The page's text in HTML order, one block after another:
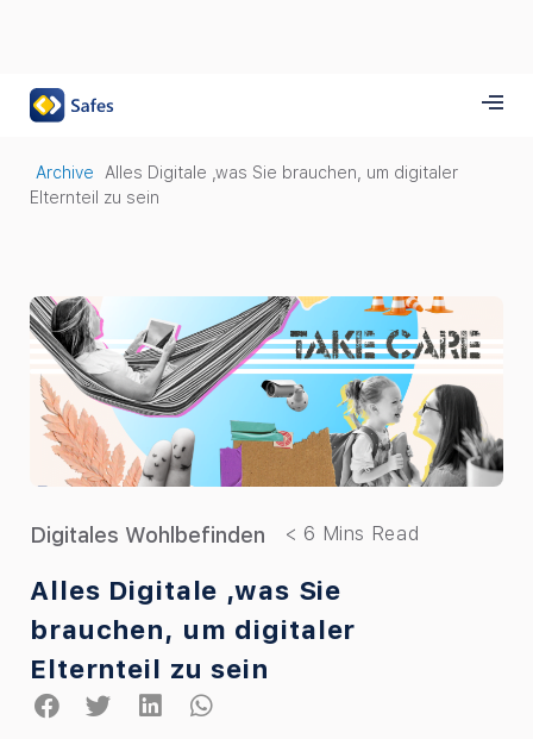
Archive
Alles Digitale ,was Sie brauchen, um digitaler
Elternteil zu sein
Digitales Wohlbefinden
Alles Digitale ,was Sie
brauchen, um digitaler
Elternteil zu sein